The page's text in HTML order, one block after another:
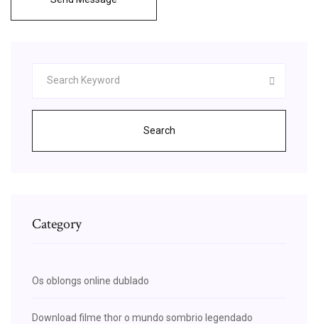
Search
Category
Os oblongs online dublado
Download filme thor o mundo sombrio legendado